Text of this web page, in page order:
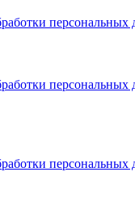
персональных
персональных
персональных